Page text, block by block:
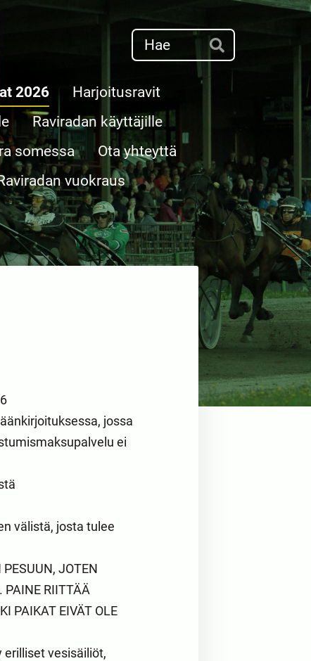
Hae
2026
Harjoitusravit
Raviradan käyttäjille
somessa
Ota yhteyttä
vuokraus
jossa
ei
välistä, josta tulee
JOTEN
PAINE RIITTÄÄ
PAIKAT EIVÄT OLE
erilliset vesisäiliöt,